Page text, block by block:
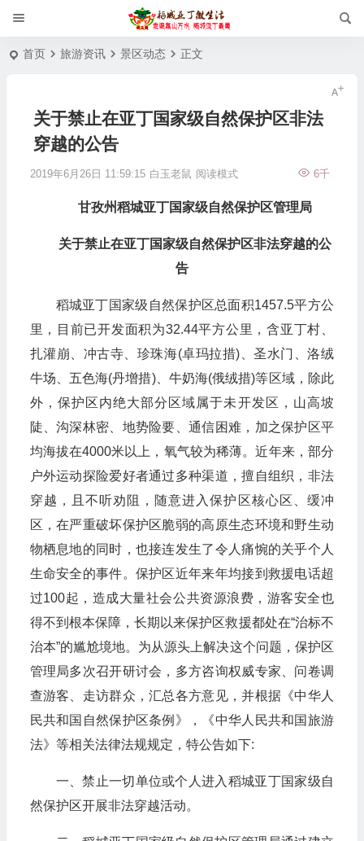
首页 旅游资讯 景区动态 正文
关于禁止在亚丁国家级自然保护区非法
穿越的公告
2019年6月26日 11:59:15 白玉老鼠 6千
阅读模式
甘孜州稻城亚丁国家级自然保护区管理局
关于禁止在亚丁国家级自然保护区非法穿越的公
告
稻城亚丁国家级自然保护区总面积1457.5平方公
里，目前已开发面积为32.44平方公里，含亚丁村、
扎灌崩、冲古寺、珍珠海(卓玛拉措)、圣水门、洛绒
牛场、五色海(丹增措)、牛奶海(俄绒措)等区域，除此
外，保护区内绝大部分区域属于未开发区，山高坡
陡、沟深林密、地势险要、通信困难，加之保护区平
均海拔在4000米以上，氧气较为稀薄。近年来，部分
户外运动探险爱好者通过多种渠道，擅自组织，非法
穿越，且不听劝阻，随意进入保护区核心区、缓冲
区，在严重破坏保护区脆弱的高原生态环境和野生动
物栖息地的同时，也接连发生了令人痛惋的关乎个人
生命安全的事件。保护区近年来年均接到救援电话超
过100起，造成大量社会公共资源浪费，游客安全也
得不到根本保障，长期以来保护区救援都处在“治标不
治本”的尴尬境地。为从源头上解决这个问题，保护区
管理局多次召开研讨会，多方咨询权威专家、问卷调
查游客、走访群众，汇总各方意见，并根据《中华人
民共和国自然保护区条例》，《中华人民共和国旅游
法》等相关法律法规规定，特公告如下:
一、禁止一切单位或个人进入稻城亚丁国家级自
然保护区开展非法穿越活动。